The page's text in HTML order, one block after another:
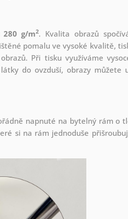
280 g/m2. Kvalita obrazů
pomalu ve vysoké kvalitě,
Při tisku využíváme
do ovzduší, obrazy můžete
napnuté na bytelný rám o
si na rám jednoduše